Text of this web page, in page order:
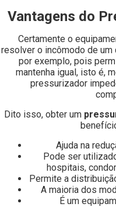
Vantagens do
Certamente o
resolver o incômodo de um
por exemplo, pois
mantenha igual, isto é,
pressurizador
Dito isso, obter um
Ajuda na
Pode ser
hospitais,
Permite a
A maioria dos
É um